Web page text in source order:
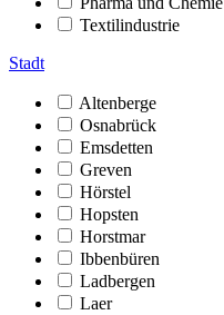
Textilindustrie
Stadt
Altenberge
Osnabrück
Emsdetten
Greven
Hörstel
Hopsten
Horstmar
Ibbenbüren
Ladbergen
Laer